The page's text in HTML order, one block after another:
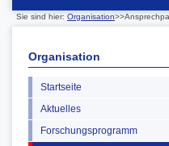
Sie sind hier: Organisation
Organisation
Startseite
Aktuelles
Forschungsprogramm